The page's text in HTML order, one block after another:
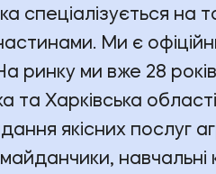
спеціалізується на
Ми є
ринку ми вже 28
та Харківська
якісних послуг